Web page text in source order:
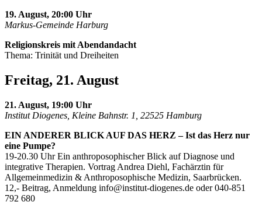
19. August, 20:00 Uhr
Markus-Gemeinde Harburg
Religionskreis mit Abendandacht
Thema: Trinität und Dreiheiten
Freitag, 21. August
21. August, 19:00 Uhr
Institut Diogenes, Kleine Bahnstr. 1, 22525 Hamburg
EIN ANDERER BLICK AUF DAS HERZ – Ist das Herz nur
eine Pumpe?
19-20.30 Uhr Ein anthroposophischer Blick auf Diagnose und
integrative Therapien. Vortrag Andrea Diehl, Fachärztin für
Allgemeinmedizin & Anthroposophische Medizin, Saarbrücken.
12,- Beitrag, Anmeldung info@institut-diogenes.de oder 040-851
792 680